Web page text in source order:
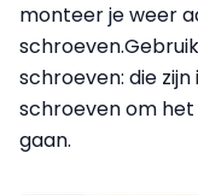
monteer je weer
schroeven: die
schroeven om
gaan.